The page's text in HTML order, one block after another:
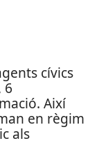
cívics
6
Així
en règim
als